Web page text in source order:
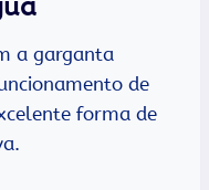
a garganta
de
forma de